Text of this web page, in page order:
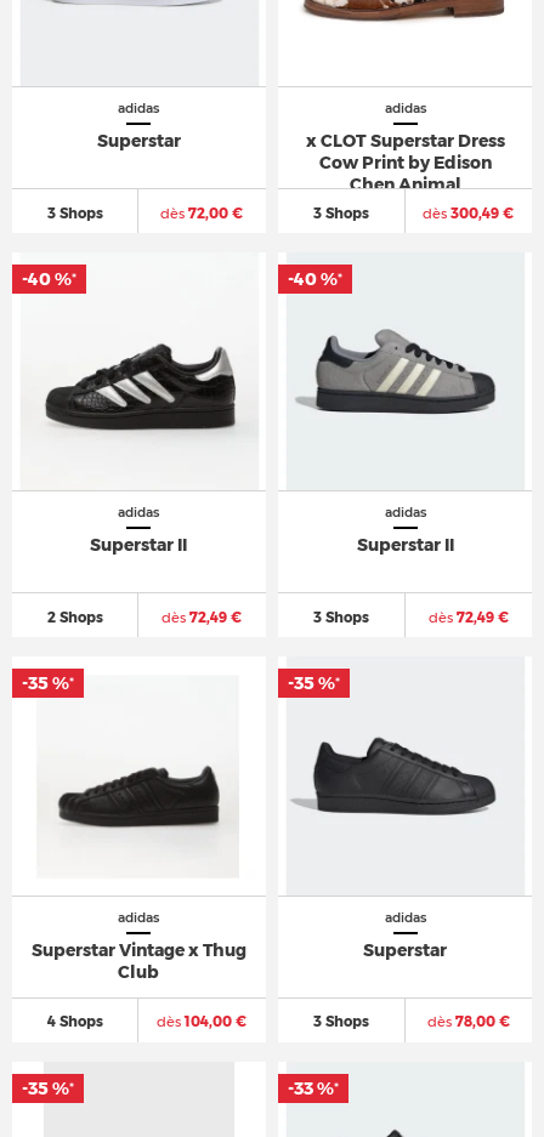
adidas
Superstar
3 Shops dès 72,00 €
adidas
x CLOT Superstar Dress
Cow Print by Edison
Chen Animal
3 Shops dès 300,49 €
adidas
Superstar II
2 Shops dès 72,49 €
-40 %*
adidas
Superstar II
3 Shops dès72,49 €
-40 %*
adidas
Superstar Vintage x Thug
Club
4 Shops dès104,00 €
-35 %*
adidas
Superstar
3 Shops dès78,00 €
-35 %*
-35 %* -33 %*